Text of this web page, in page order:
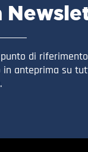
di
anteprima su